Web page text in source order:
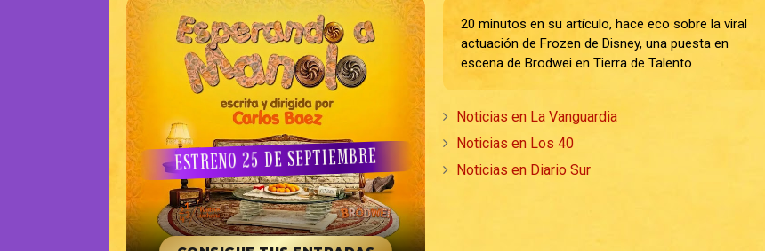
ESTRENO 25 DE SEPTIEMBRE
20 minutos en su artículo, hace eco sobre la viral
actuación de Frozen de Disney, una puesta en
escena de Brodwei en Tierra de Talento
Noticias en La Vanguardia
Noticias en Los 40
Noticias en Diario Sur